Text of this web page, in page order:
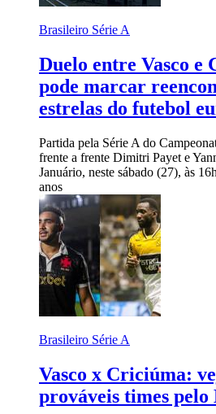
Brasileiro Série A
Duelo entre Vasco e
pode marcar
estrelas do futebol
Partida pela Série A do
frente a frente Dimitri Payet e
Januário, neste sábado (27), às
anos
Brasileiro Série A
Vasco x Criciúma:
prováveis times